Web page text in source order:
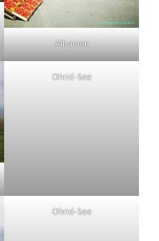
Albanien
Ohrid-See
Ohrid-See